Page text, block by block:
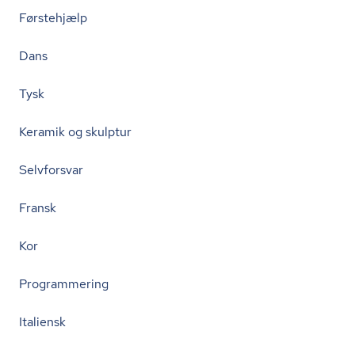
Førstehjælp
Dans
Tysk
Keramik og skulptur
Selvforsvar
Fransk
Kor
Programmering
Italiensk